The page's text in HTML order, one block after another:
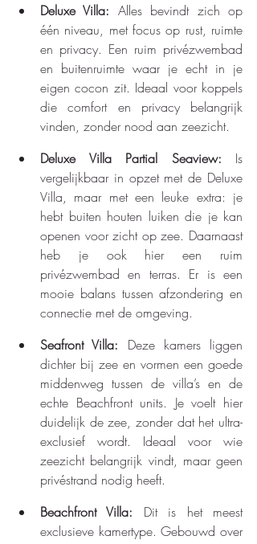
Deluxe Villa: Alles bevindt zich op
één niveau, met focus op rust, ruimte
en privacy. Een ruim privézwembad
en buitenruimte waar je echt in je
eigen cocon zit. Ideaal voor koppels
die comfort en privacy belangrijk
vinden, zonder nood aan zeezicht.
Deluxe Villa Partial Seaview: Is
vergelijkbaar in opzet met de Deluxe
Villa, maar met een leuke extra: je
hebt buiten houten luiken die je kan
openen voor zicht op zee. Daarnaast
heb je ook hier een ruim
privézwembad en terras. Er is een
mooie balans tussen afzondering en
connectie met de omgeving.
Seafront Villa: Deze kamers liggen
dichter bij zee en vormen een goede
middenweg tussen de villa’s en de
echte Beachfront units. Je voelt hier
duidelijk de zee, zonder dat het ultra-
exclusief wordt. Ideaal voor wie
zeezicht belangrijk vindt, maar geen
privéstrand nodig heeft.
Beachfront Villa: Dit is het meest
exclusieve kamertype. Gebouwd over